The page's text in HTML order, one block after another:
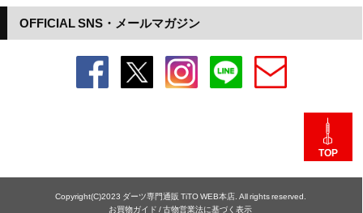
OFFICIAL SNS・メールマガジン
TOP
Copyright(C)2023 ダーツ専門通販 TiTO WEB本店. All rights reserved.
お買物ガイド /古物営業法に基づく表示